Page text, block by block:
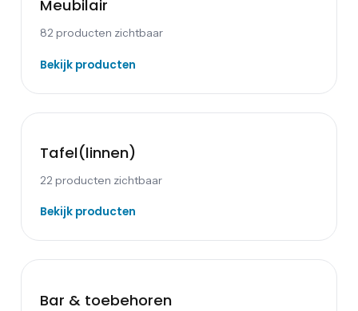
Meubilair
82 producten zichtbaar
Bekijk producten
Tafel(linnen)
22 producten zichtbaar
Bekijk producten
Bar & toebehoren